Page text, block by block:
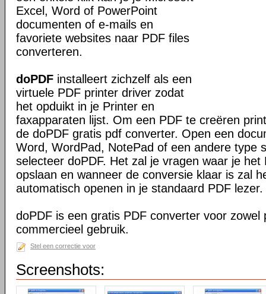
Excel, Word of PowerPoint
documenten of e-mails en
favoriete websites naar PDF files
converteren.
doPDF installeert zichzelf als een
virtuele PDF printer driver zodat
het opduikt in je Printer en
faxapparaten lijst. Om een PDF te creëren
de doPDF gratis pdf converter. Open een
Word, WordPad, NotePad of een andere type
selecteer doPDF. Het zal je vragen waar je het
opslaan en wanneer de conversie klaar is zal
automatisch openen in je standaard PDF lezer.
doPDF is een gratis PDF converter voor zowel
commercieel gebruik.
Stel een correctie voor
Screenshots: